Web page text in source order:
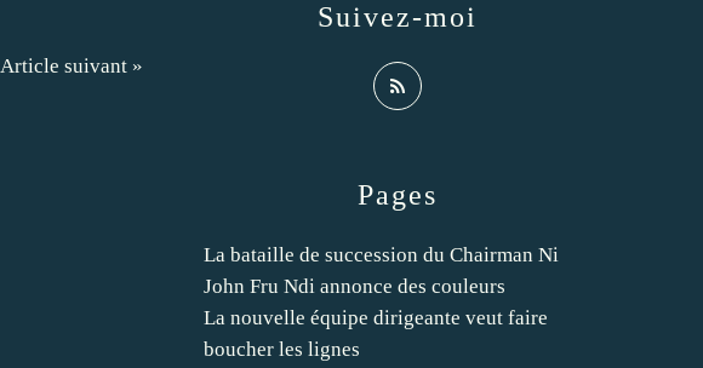
Article suivant »
Pages
La bataille de succession du Chairman Ni
John Fru Ndi annonce des couleurs
La nouvelle équipe dirigeante veut faire
boucher les lignes
Suivez-moi